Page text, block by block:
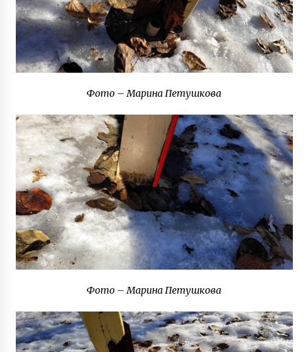
7 років ago
В Киеве из-за технических причин временно
отменили 4 рейса городской электрички
8 років ago
7 років ago
У Києві в ніч на 14 січня зміниться рух
нічного тролейбуса
8 років ago
В одному з київських дворів Швидка
півгодини не могла виїхати до лікарні через
запаркований двір
5 років ago
Два дні у Києві можливі обмеження
прем’єра
7 років ago
Фото – Марина Петушкова
Фото – Марина Петушкова